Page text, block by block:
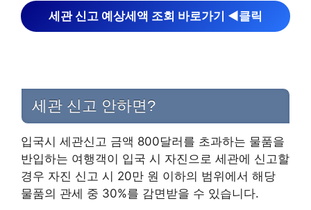
세관 신고 예상세액 조회 바로가기 ◀︎클릭
세관 신고 안하면?
입국시 세관신고 금액 800달러를 초과하는 물품을
반입하는 여행객이 입국 시 자진으로 세관에 신고할
경우 자진 신고 시 20만 원 이하의 범위에서 해당
물품의 관세 중 30%를 감면받을 수 있습니다.